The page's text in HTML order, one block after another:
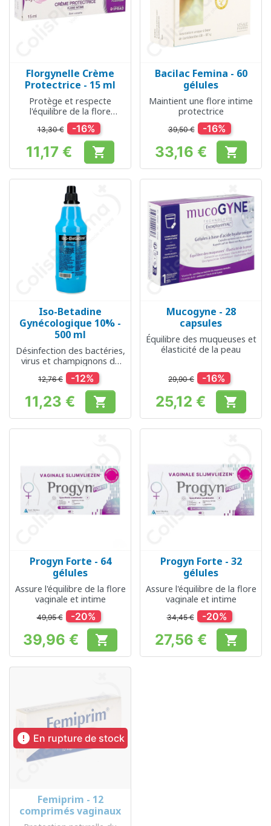
Florgynelle Crème
Protectrice - 15 ml
Protège et respecte
l'équilibre de la flore
vaginale
13,30 € -16%
Prix
11,17 € 
Bacilac Femina - 60
gélules
Maintient une flore intime
protectrice
39,50 € -16%
Prix
33,16 € 
Iso-Betadine
Gynécologique 10% -
500 ml
Désinfection des bactéries,
virus et champignons du
vagin
12,76 € -12%
Prix
11,23 € 
Mucogyne - 28
capsules
Équilibre des muqueuses et
élasticité de la peau
29,90 € -16%
Prix
25,12 € 
Progyn Forte - 64
gélules
Assure l'équilibre de la flore
vaginale et intime
49,95 € -20%
Prix
39,96 € 
Progyn Forte - 32
gélules
Assure l'équilibre de la flore
vaginale et intime
34,45 € -20%
Prix
27,56 € 
 En rupture de stock
Femiprim - 12
comprimés vaginaux